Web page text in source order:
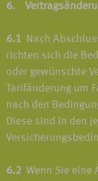
6.
6.1 Nach
richten sich die
oder gewünschte
Tarifänderung um
nach den
Diese sind in den
6.2 Wenn Sie eine